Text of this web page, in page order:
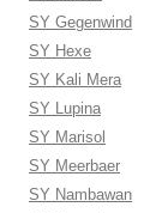
SY Gegenwind
SY Hexe
SY Kali Mera
SY Lupina
SY Marisol
SY Meerbaer
SY Nambawan